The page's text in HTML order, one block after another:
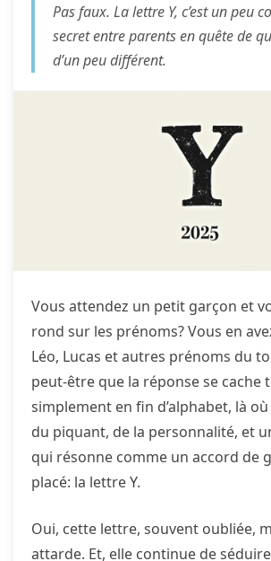
Pas faux. La lettre Y, c’est un peu
secret entre parents en quête de
d’un peu différent.
Vous attendez un petit garçon et
rond sur les prénoms? Vous en
Léo, Lucas et autres prénoms du
peut-être que la réponse se cache
simplement en fin d’alphabet, là
du piquant, de la personnalité, et
qui résonne comme un accord de
placé: la lettre Y.
Oui, cette lettre, souvent oubliée,
attarde. Et, elle continue de